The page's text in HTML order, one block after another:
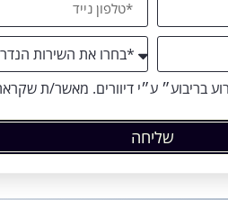
בריבוע״ ע״י דיוורים. מאשר/ת
שליחה